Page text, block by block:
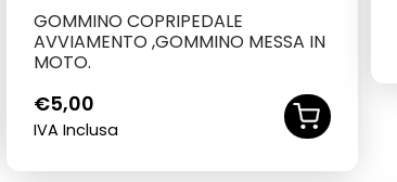
GOMMINO COPRIPEDALE
AVVIAMENTO ,GOMMINO MESSA IN
MOTO.
€5,00
IVA Inclusa